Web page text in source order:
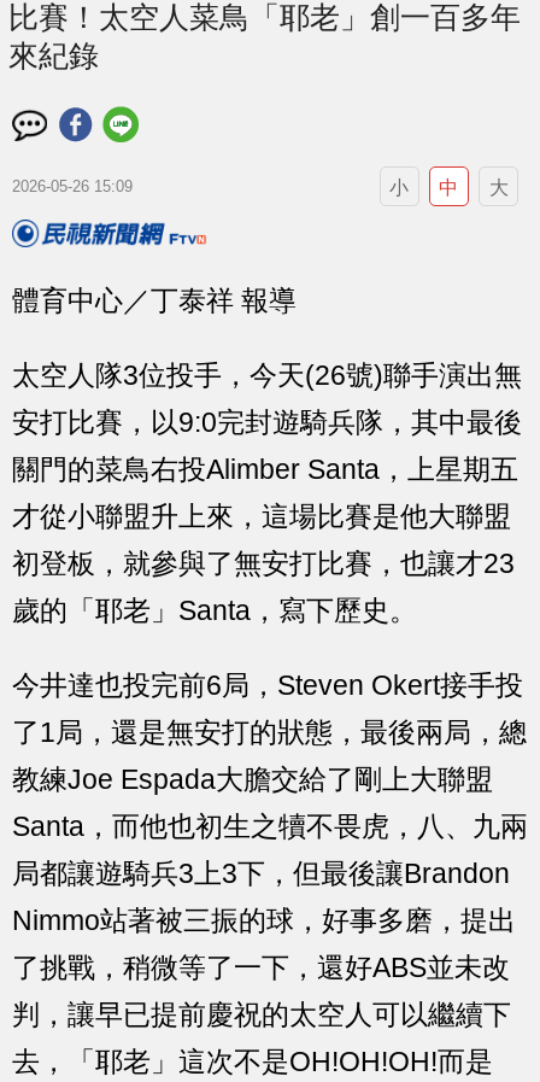
比賽！太空人菜鳥「耶老」創一百多年
來紀錄
2026-05-26 15:09 小 中 大
體育中心／丁泰祥 報導
太空人隊3位投手，今天(26號)聯手演出無
安打比賽，以9:0完封遊騎兵隊，其中最後
關門的菜鳥右投Alimber Santa，上星期五
才從小聯盟升上來，這場比賽是他大聯盟
初登板，就參與了無安打比賽，也讓才23
歲的「耶老」Santa，寫下歷史。
今井達也投完前6局，Steven Okert接手投
了1局，還是無安打的狀態，最後兩局，總
教練Joe Espada大膽交給了剛上大聯盟
Santa，而他也初生之犢不畏虎，八、九兩
局都讓遊騎兵3上3下，但最後讓Brandon
Nimmo站著被三振的球，好事多磨，提出
了挑戰，稍微等了一下，還好ABS並未改
判，讓早已提前慶祝的太空人可以繼續下
去，「耶老」這次不是OH!OH!OH!而是